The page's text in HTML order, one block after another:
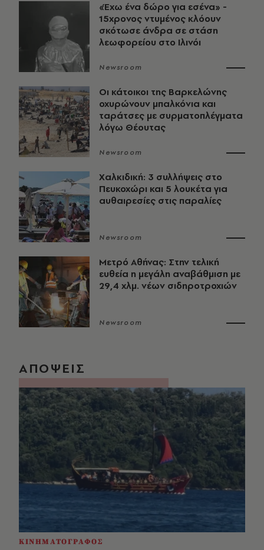
«Έχω ένα δώρο για εσένα» -
15χρονος ντυμένος κλόουν
σκότωσε άνδρα σε στάση
λεωφορείου στο Ιλινόι
Newsroom
Οι κάτοικοι της Βαρκελώνης
οχυρώνουν μπαλκόνια και
ταράτσες με συρματοπλέγματα
λόγω Θέουτας
Newsroom
Χαλκιδική: 3 συλλήψεις στο
Πευκοχώρι και 5 λουκέτα για
αυθαιρεσίες στις παραλίες
Newsroom
Μετρό Αθήνας: Στην τελική
ευθεία η μεγάλη αναβάθμιση με
29,4 χλμ. νέων σιδηροτροχιών
Newsroom
ΑΠΟΨΕΙΣ
ΚΙΝΗΜΑΤΟΓΡΑΦΟΣ